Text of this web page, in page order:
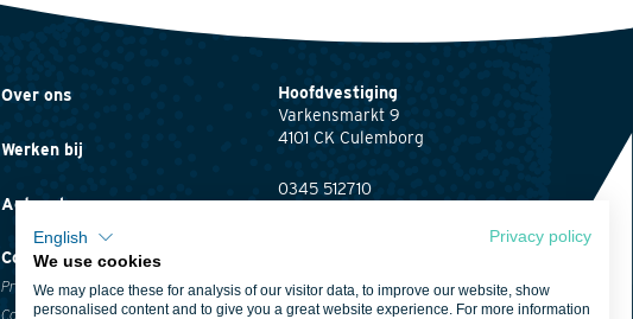
Hoofdvestiging
Varkensmarkt 9
4101 CK Culemborg
0345 512710
Klik hiervoor de
contactgegevens van
Over ons
Werken bij
Actueel
Contact
Privacyverklaring
Cookieverklaring
English
Privacy policy
We use cookies
We may place these for analysis of our visitor data, to improve our website, show
personalised content and to give you a great website experience. For more information